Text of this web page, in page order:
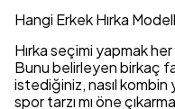
Hangi Erkek Hırka
Hırka seçimi yapmak
Bunu belirleyen birkaç
istediğiniz, nasıl kombin
spor tarzı mı öne